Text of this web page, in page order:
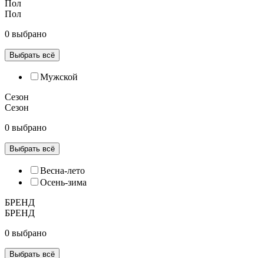
Пол
Пол
0 выбрано
Выбрать всё
Мужской
Сезон
Сезон
0 выбрано
Выбрать всё
Весна-лето
Осень-зима
БРЕНД
БРЕНД
0 выбрано
Выбрать всё